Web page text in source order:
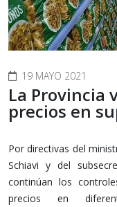
19 MAYO 2021
La Provincia
precios en
Por directivas del
Schiavi y del
continúan los
precios en